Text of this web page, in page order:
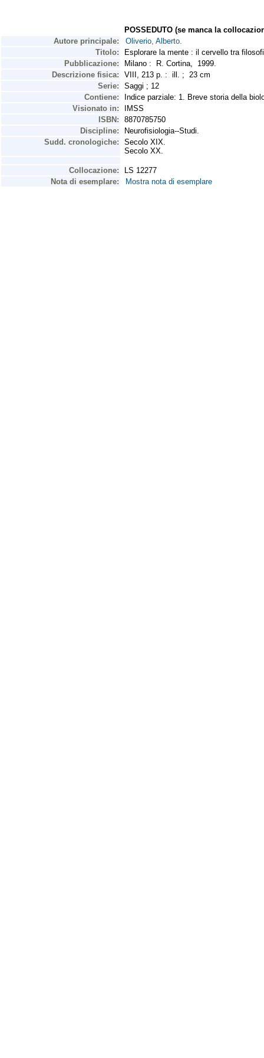
POSSEDUTO (se manca la
Autore principale:
Oliverio, Alberto.
Titolo:
Esplorare la mente : il cervello tra
Pubblicazione:
Milano : R. Cortina, 1999.
Descrizione fisica:
VIII, 213 p. : ill. ; 23 cm
Serie:
Saggi ; 12
Contiene:
Indice parziale: 1. Breve storia della
Visionato in:
IMSS
ISBN:
8870785750
Discipline:
Neurofisiologia--Studi.
Sudd. cronologiche:
Secolo XIX.
Secolo XX.
Collocazione:
LS 12277
Nota di esemplare:
Mostra nota di esemplare